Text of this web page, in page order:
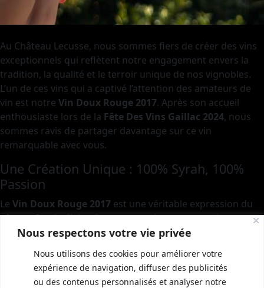
Nous respectons votre vie privée
Nous utilisons des cookies pour améliorer votre
expérience de navigation, diffuser des publicités
ou des contenus personnalisés et analyser notre
Au Château Lecusse, nous sommes fiers de créer des vins
exceptionnels qui reflètent notre engagement envers la
tradition, la qualité et le terroir unique de nos vignobles.
L’un de ces vins qui a captivé l’attention des amateurs de
vin est notre Vin Doux Rouge 2017. Après son accueil
enthousiaste lors de la Fête Des Vins Gaillac 2024, nous
sommes ravis de partager davantage sur ce vin
remarquable avec vous.
Une Création Unique : 100% Syrah, 100%
Passion
Le Vin Doux Rouge 2017 est une véritable expression du
cépage Syrah, élaborée avec un soin et une passion
méticuleux. Ce vin est unVin de France, car le style rouge
doux n’est pas reconnu dans l’Appellation Gaillac.
Cependant, cela nous permet d’innover et de créer un vin
qui se distingue par ses qualités uniques.